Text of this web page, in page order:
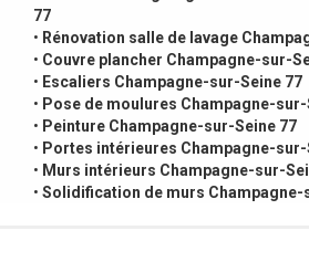
77
• Rénovation salle de lavage
• Couvre plancher Champagne-sur-
• Escaliers Champagne-sur-Seine 77
• Pose de moulures Champagne-sur-
• Peinture Champagne-sur-Seine 77
• Portes intérieures Champagne-sur-
• Murs intérieurs Champagne-sur-
• Solidification de murs Champagne-